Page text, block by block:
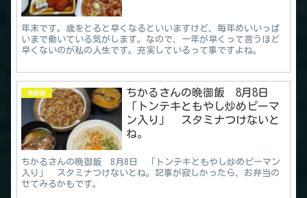
年末です。歳をとると早くなるといいますけど、毎年めいいっぱ
いまで働いている気がします。なので、一年が早くって言うほど
早くないのが私の人生です。充実しているって事ですよね。
晩御飯
ちかるさんの晩御飯 8月8日
「トンテキともやし炒めピーマ
ン入り」 スタミナつけないと
ね。
ちかるさんの晩御飯 8月8日 「トンテキともやし炒めピーマン
入り」 スタミナつけないとね。記事が寂しかったら、お弁当の
せてみるかもです。